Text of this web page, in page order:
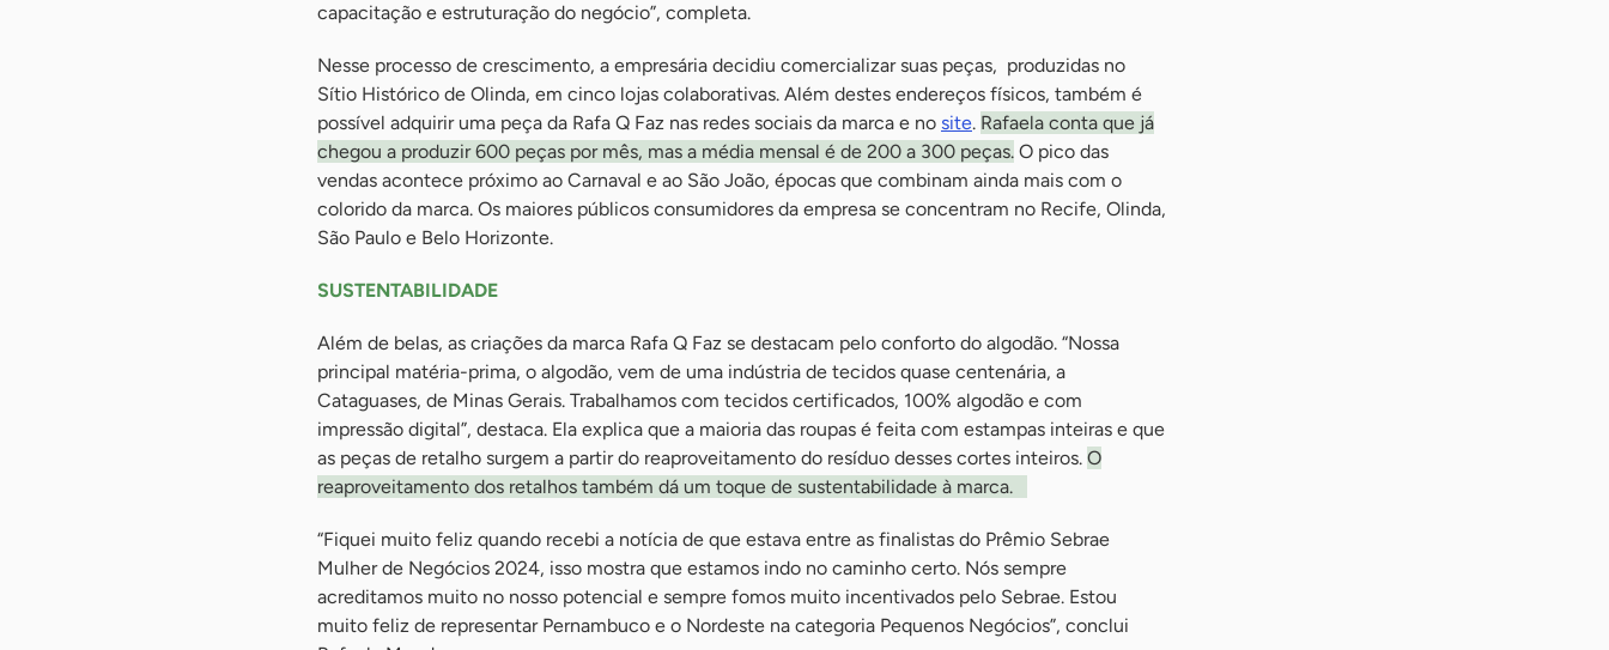
capacitação e estruturação do negócio”, completa.
Nesse processo de crescimento, a empresária decidiu comercializar suas peças, produzidas no
Sítio Histórico de Olinda, em cinco lojas colaborativas. Além destes endereços físicos, também é
possível adquirir uma peça da Rafa Q Faz nas redes sociais da marca e no site. Rafaela conta que já
chegou a produzir 600 peças por mês, mas a média mensal é de 200 a 300 peças. O pico das
vendas acontece próximo ao Carnaval e ao São João, épocas que combinam ainda mais com o
colorido da marca. Os maiores públicos consumidores da empresa se concentram no Recife, Olinda,
São Paulo e Belo Horizonte.
SUSTENTABILIDADE
Além de belas, as criações da marca Rafa Q Faz se destacam pelo conforto do algodão. “Nossa
principal matéria-prima, o algodão, vem de uma indústria de tecidos quase centenária, a
Cataguases, de Minas Gerais. Trabalhamos com tecidos certificados, 100% algodão e com
impressão digital”, destaca. Ela explica que a maioria das roupas é feita com estampas inteiras e que
as peças de retalho surgem a partir do reaproveitamento do resíduo desses cortes inteiros. O
reaproveitamento dos retalhos também dá um toque de sustentabilidade à marca.
“Fiquei muito feliz quando recebi a notícia de que estava entre as finalistas do Prêmio Sebrae
Mulher de Negócios 2024, isso mostra que estamos indo no caminho certo. Nós sempre
acreditamos muito no nosso potencial e sempre fomos muito incentivados pelo Sebrae. Estou
muito feliz de representar Pernambuco e o Nordeste na categoria Pequenos Negócios”, conclui